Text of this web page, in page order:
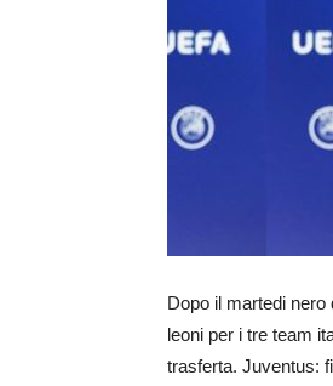
Dopo il martedi
leoni per i tre team
trasferta. Juventus: